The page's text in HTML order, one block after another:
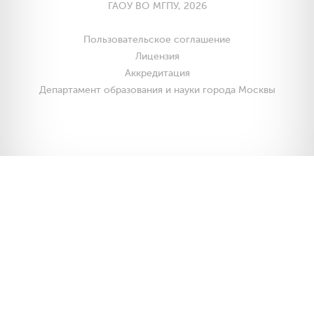
ГАОУ ВО МГПУ, 2026
Пользовательское соглашение
Лицензия
Аккредитация
Департамент образования и науки города Москвы